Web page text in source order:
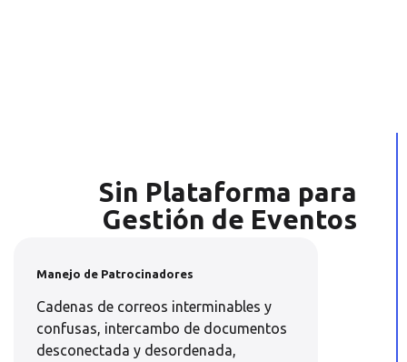
Sin Plataforma para
Gestión de Eventos
Manejo de Patrocinadores
Cadenas de correos interminables y
confusas, intercambo de documentos
desconectada y desordenada,